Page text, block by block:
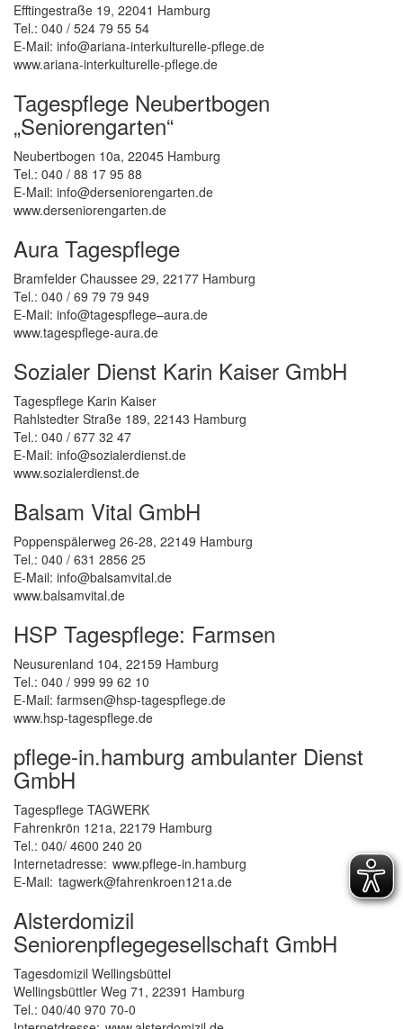
Efftingestraße 19, 22041 Hamburg
Tel.: 040 / 524 79 55 54
E-Mail: info@ariana-interkulturelle-pflege.de
www.ariana-interkulturelle-pflege.de
Tagespflege Neubertbogen
„Seniorengarten“
Neubertbogen 10a, 22045 Hamburg
Tel.: 040 / 88 17 95 88
E-Mail: info@derseniorengarten.de
www.derseniorengarten.de
Aura Tagespflege
Bramfelder Chaussee 29, 22177 Hamburg
Tel.: 040 / 69 79 79 949
E-Mail: info@tagespflege–aura.de
www.tagespflege-aura.de
Sozialer Dienst Karin Kaiser GmbH
Tagespflege Karin Kaiser
Rahlstedter Straße 189, 22143 Hamburg
Tel.: 040 / 677 32 47
E-Mail: info@sozialerdienst.de
www.sozialerdienst.de
Balsam Vital GmbH
Poppenspälerweg 26-28, 22149 Hamburg
Tel.: 040 / 631 2856 25
E-Mail: info@balsamvital.de
www.balsamvital.de
HSP Tagespflege: Farmsen
Neusurenland 104, 22159 Hamburg
Tel.: 040 / 999 99 62 10
E-Mail: farmsen@hsp-tagespflege.de
www.hsp-tagespflege.de
pflege-in.hamburg ambulanter Dienst
GmbH
Tagespflege TAGWERK
Fahrenkrön 121a, 22179 Hamburg
Tel.: 040/ 4600 240 20
Internetadresse: www.pflege-in.hamburg
E-Mail: tagwerk@fahrenkroen121a.de
Alsterdomizil
Seniorenpflegegesellschaft GmbH
Tagesdomizil Wellingsbüttel
Wellingsbüttler Weg 71, 22391 Hamburg
Tel.: 040/40 970 70-0